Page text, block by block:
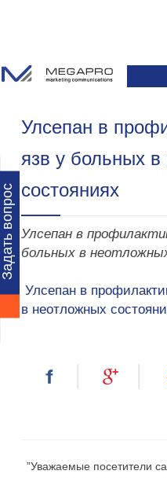
вопрос
ГЛАВНАЯ
О КОМПАНИИ
НОВОСТИ
ПРЕПАРАТЫ
НАУЧНЫЕ ПУБЛИКАЦИИ
Улсепан в
язв у больных
состояниях
Улсепан в
больных в
Улсепан в
в неотложных
”Уважаемые посетители